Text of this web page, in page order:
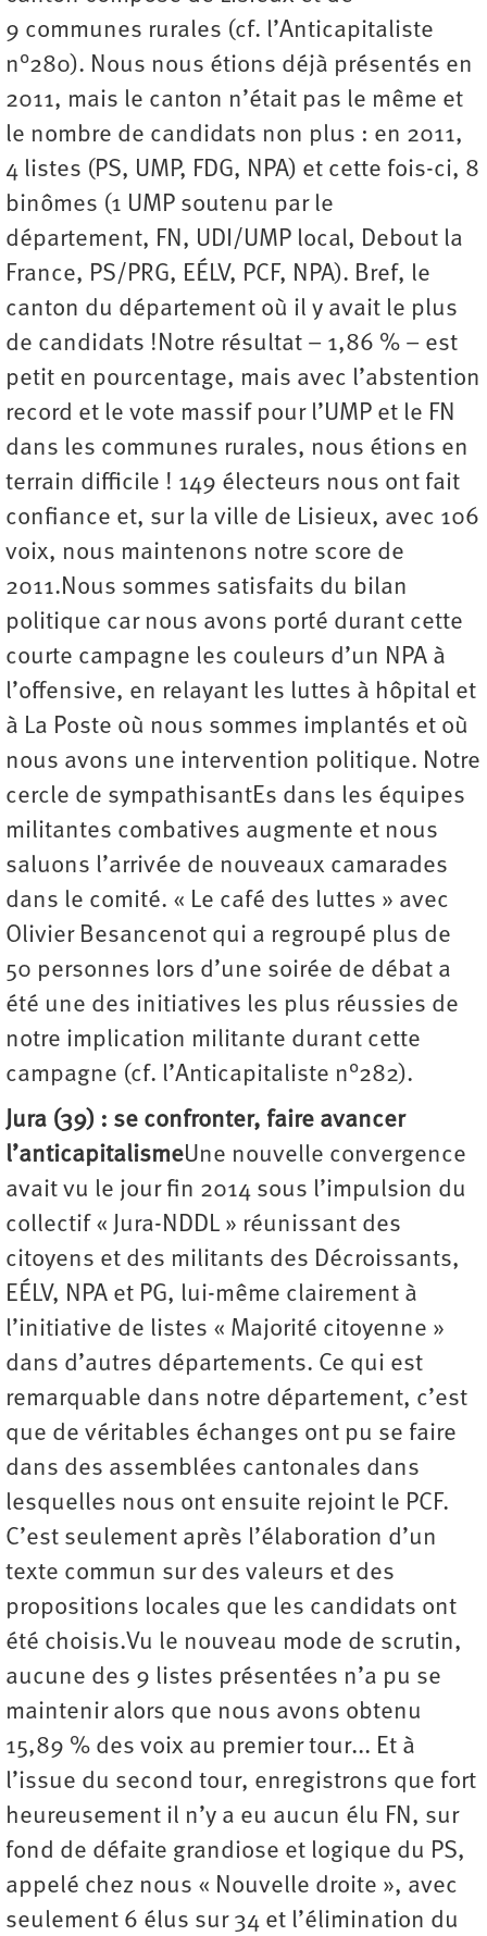
9 communes rurales (cf. l’Anticapitaliste
n°280). Nous nous étions déjà présentés en
2011, mais le canton n’était pas le même et
le nombre de candidats non plus : en 2011,
4 listes (PS, UMP, FDG, NPA) et cette fois-ci, 8
binômes (1 UMP soutenu par le
département, FN, UDI/UMP local, Debout la
France, PS/PRG, EÉLV, PCF, NPA). Bref, le
canton du département où il y avait le plus
de candidats !Notre résultat – 1,86 % – est
petit en pourcentage, mais avec l’abstention
record et le vote massif pour l’UMP et le FN
dans les communes rurales, nous étions en
terrain difficile ! 149 électeurs nous ont fait
confiance et, sur la ville de Lisieux, avec 106
voix, nous maintenons notre score de
2011.Nous sommes satisfaits du bilan
politique car nous avons porté durant cette
courte campagne les couleurs d’un NPA à
l’offensive, en relayant les luttes à hôpital et
à La Poste où nous sommes implantés et où
nous avons une intervention politique. Notre
cercle de sympathisantEs dans les équipes
militantes combatives augmente et nous
saluons l’arrivée de nouveaux camarades
dans le comité. « Le café des luttes » avec
Olivier Besancenot qui a regroupé plus de
50 personnes lors d’une soirée de débat a
été une des initiatives les plus réussies de
notre implication militante durant cette
campagne (cf. l’Anticapitaliste n°282).
Jura (39) : se confronter, faire avancer
l’anticapitalismeUne nouvelle convergence
avait vu le jour fin 2014 sous l’impulsion du
collectif « Jura-NDDL » réunissant des
citoyens et des militants des Décroissants,
EÉLV, NPA et PG, lui-même clairement à
l’initiative de listes « Majorité citoyenne »
dans d’autres départements. Ce qui est
remarquable dans notre département, c’est
que de véritables échanges ont pu se faire
dans des assemblées cantonales dans
lesquelles nous ont ensuite rejoint le PCF.
C’est seulement après l’élaboration d’un
texte commun sur des valeurs et des
propositions locales que les candidats ont
été choisis.Vu le nouveau mode de scrutin,
aucune des 9 listes présentées n’a pu se
maintenir alors que nous avons obtenu
15,89 % des voix au premier tour... Et à
l’issue du second tour, enregistrons que fort
heureusement il n’y a eu aucun élu FN, sur
fond de défaite grandiose et logique du PS,
appelé chez nous « Nouvelle droite », avec
seulement 6 élus sur 34 et l’élimination du